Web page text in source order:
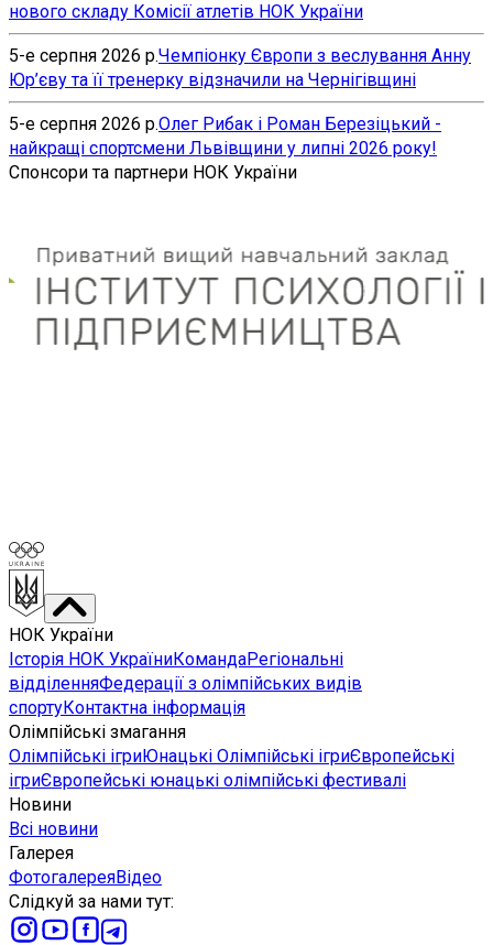
нового складу Комісії атлетів НОК України
5-е серпня 2026 р.Чемпіонку Європи з веслування Анну
Юр’єву та її тренерку відзначили на Чернігівщині
5-е серпня 2026 р.Олег Рибак і Роман Березіцький -
найкращі спортсмени Львівщини у липні 2026 року!
Спонсори та партнери НОК України
НОК України
Історія НОК УкраїниКомандаРегіональні
відділенняФедерації з олімпійських видів
спортуКонтактна інформація
Олімпійські змагання
Олімпійські ігриЮнацькі Олімпійські ігриЄвропейські
ігриЄвропейські юнацькі олімпійські фестивалі
Новини
Всі новини
Галерея
ФотогалереяВідео
Слідкуй за нами тут: